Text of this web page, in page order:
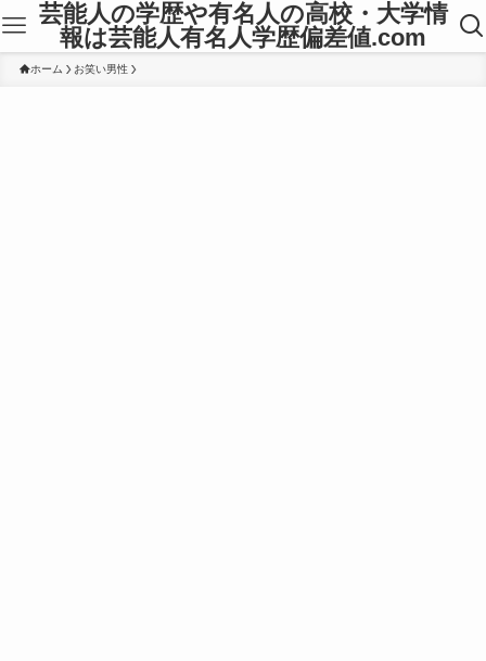
芸能人の学歴や有名人の高校・大学情
報は芸能人有名人学歴偏差値.com
ホーム お笑い男性